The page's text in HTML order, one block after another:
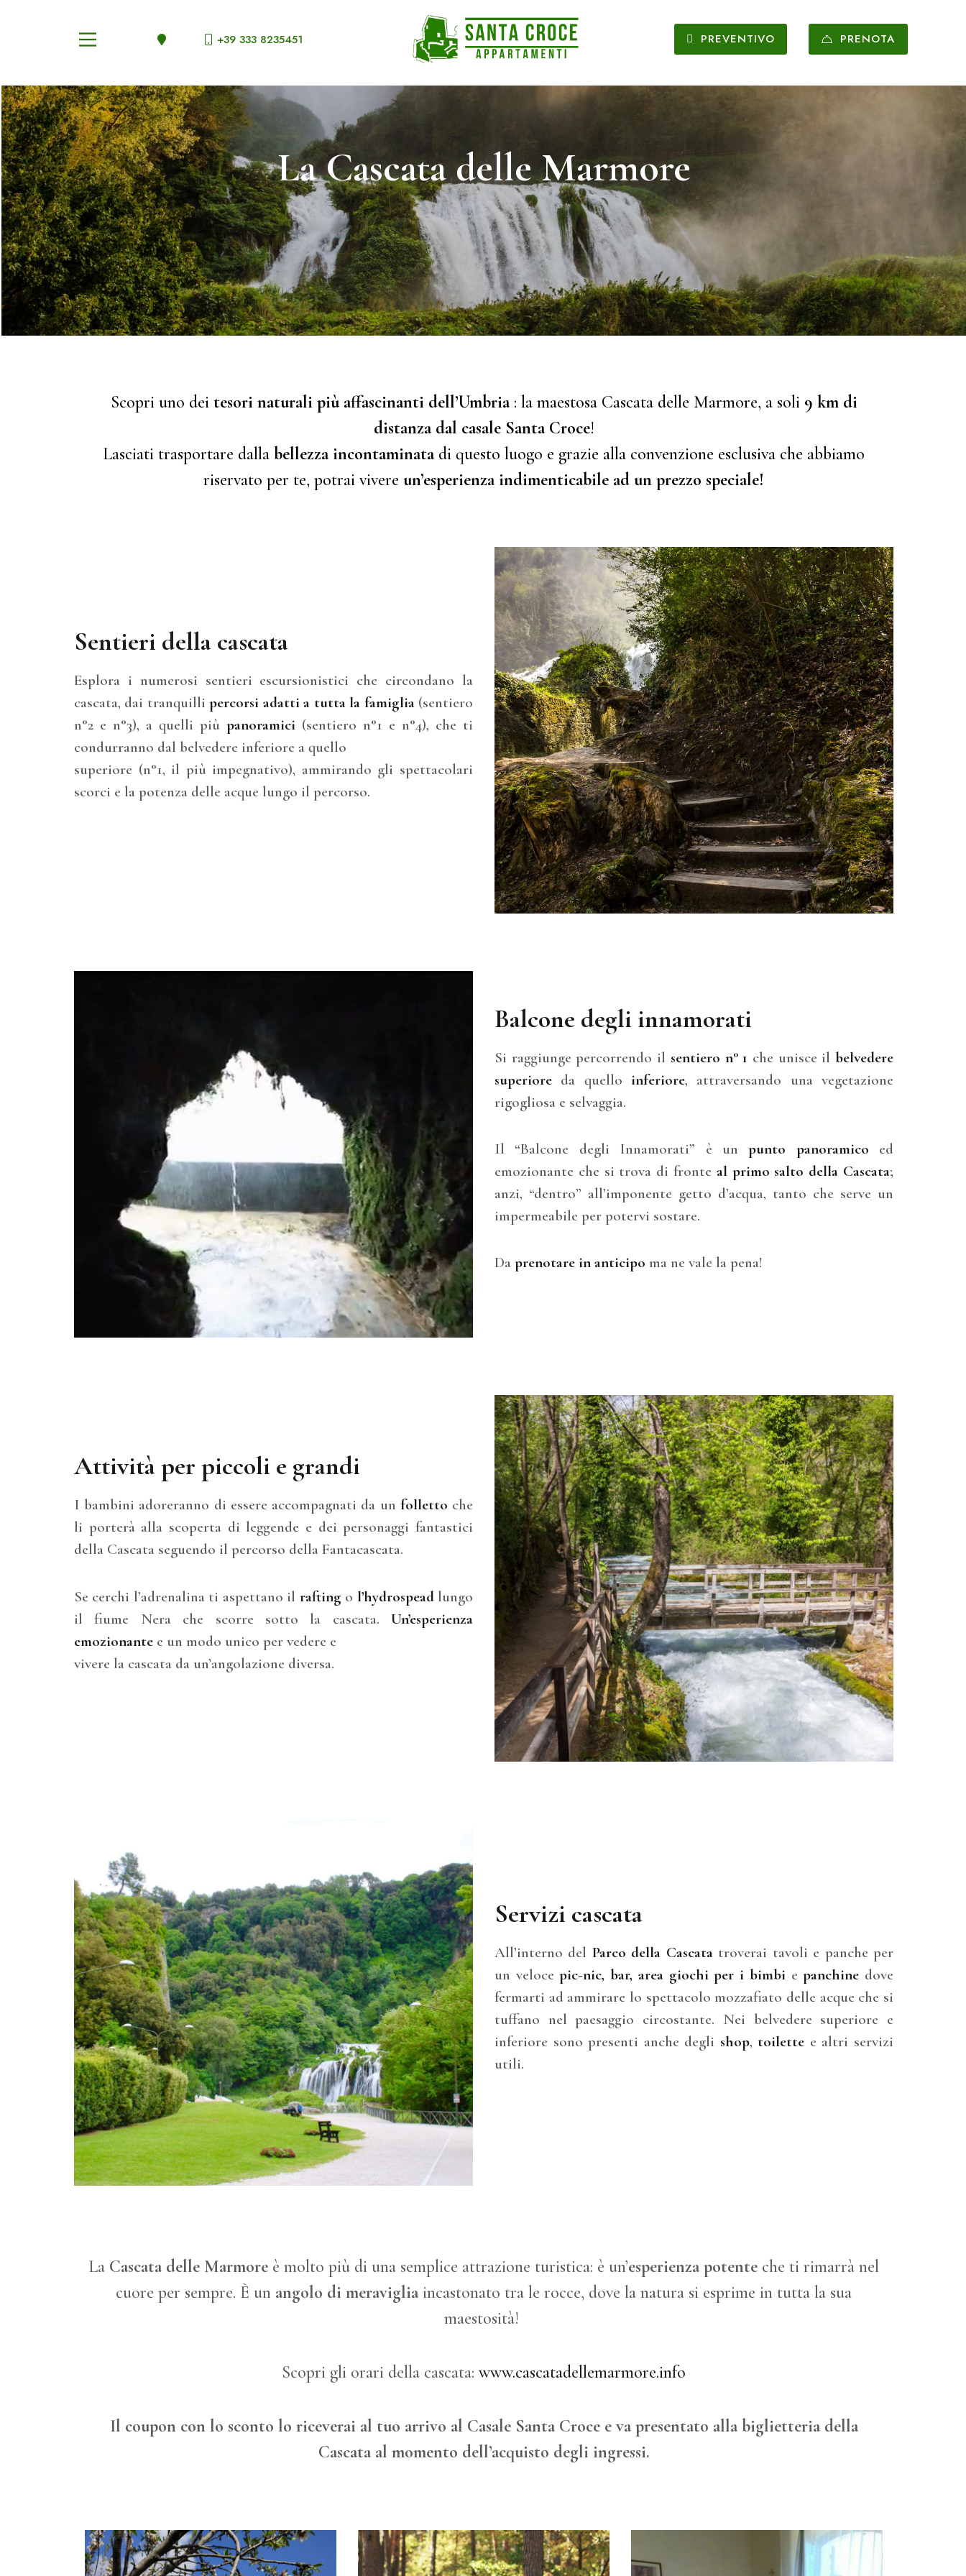
+39 333 8235451 PREVENTIVO PRENOTA
La Cascata delle Marmore
Scopri uno dei tesori naturali più affascinanti dell’Umbria: la maestosa Cascata delle Marmore, a soli 9 km di
distanza dal casale Santa Croce!
Lasciati trasportare dalla bellezza incontaminata di questo luogo e grazie alla convenzione esclusiva che abbiamo
riservato per te, potrai vivere un’esperienza indimenticabile ad un prezzo speciale!
Sentieri della cascata
Esplora i numerosi sentieri escursionistici che circondano la
cascata, dai tranquillipercorsi adatti a tutta la famiglia(sentiero
n°2 e n°3), a quelli più panoramici (sentiero n°1 e n°4), che ti
condurranno dal belvedere inferiore a quello
superiore (n°1, il più impegnativo), ammirando gli spettacolari
scorci e la potenza delle acque lungo il percorso.
Balcone degli innamorati
Si raggiunge percorrendo il sentiero n° 1 che unisce ilbelvedere
superiore da quello inferiore, attraversando una vegetazione
rigogliosa e selvaggia.
Il “Balcone degli Innamorati” è unpunto panoramico ed
emozionante che si trova di fronte al primo salto della Cascata;
anzi, “dentro” all’imponente getto d’acqua, tanto che serve un
impermeabile per potervi sostare.
Da prenotare in anticipo ma ne vale la pena!
Attività per piccoli e grandi
I bambini adoreranno di essere accompagnati da un folletto che
li porterà alla scoperta di leggende e dei personaggi fantastici
della Cascata seguendo il percorso della Fantacascata.
Se cerchi l’adrenalina ti aspettano il raftingo l’hydrospeadlungo
il fiume Nera che scorre sotto la cascata. Un’esperienza
emozionante e un modo unico per vedere e
vivere la cascata da un’angolazione diversa.
Servizi cascata
All’interno del Parco della Cascatatroverai tavoli e panche per
un velocepic-nic, bar, area giochi per i bimbiepanchine dove
fermarti ad ammirare lo spettacolo mozzafiato delle acque che si
tuffano nel paesaggio circostante. Nei belvedere superiore e
inferiore sono presenti anche degli shop, toilette e altri servizi
utili.
La Cascata delle Marmore è molto più di una semplice attrazione turistica: è un’esperienza potente che ti rimarrà nel
cuore per sempre. È un angolo di meraviglia incastonato tra le rocce, dove la natura si esprime in tutta la sua
maestosità!
Scopri gli orari della cascata: www.cascatadellemarmore.info
Il coupon con lo sconto lo riceverai al tuo arrivo al Casale Santa Croce e va presentato alla biglietteria della
Cascata al momento dell’acquisto degli ingressi.